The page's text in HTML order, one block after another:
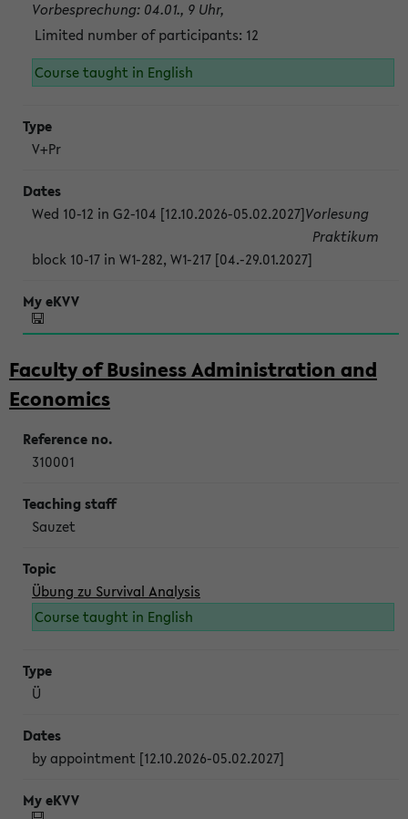
Vorbesprechung: 04.01., 9 Uhr,
Limited number of participants: 12
Course taught in English
V+Pr
Wed 10-12 in G2-104 [12.10.2026-05.02.2027]Vorlesung
block 10-17 in W1-282, W1-217 [04.-29.01.2027]
Praktikum
Faculty of Business Administration and
Economics
310001
Sauzet
Übung zu Survival Analysis
Course taught in English
Ü
by appointment [12.10.2026-05.02.2027]